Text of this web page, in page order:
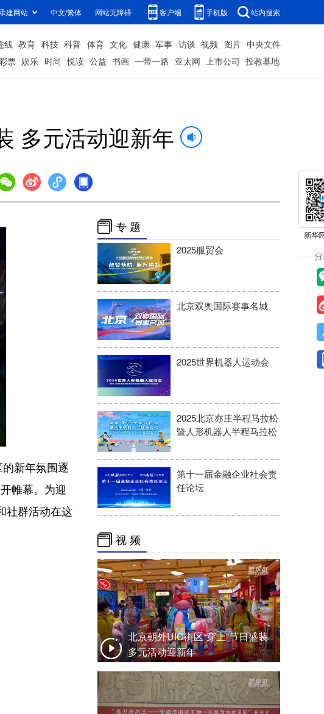
建网站 中文/繁体 网站无障碍 客户端 手机版 站内搜索
线 教育 科技 科普 体育 文化 健康 军事 访谈 视频 图片 中央文件
票 娱乐 时尚 悦读 公益 书画 一带一路 亚太网 上市公司 投教基地
多元活动迎新年
新年氛围逐
帷幕。为迎
社群活动在这
专 题
2025服贸会
北京双奥国际赛事名城
2025世界机器人运动会
2025北京亦庄半程马拉松
暨人形机器人半程马拉松
第十一届金融企业社会责
任论坛
视 频
北京朝外UIC街区“穿上”节日盛装
多元活动迎新年